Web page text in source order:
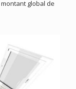
global de